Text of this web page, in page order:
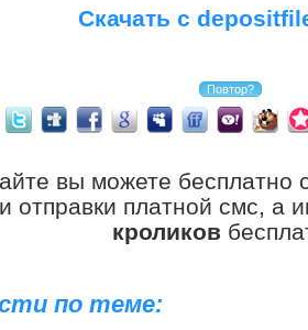
Скачать с
вы можете бесплатно
отправки платной смс, а
кроликов
по теме: